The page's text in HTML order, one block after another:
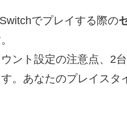
でプレイする際の
ント設定の注意点、2
。あなたのプレイス